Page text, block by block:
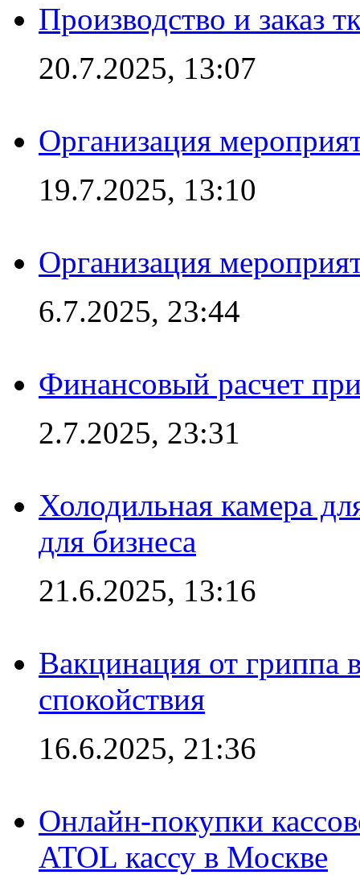
Производство и заказ
20.7.2025, 13:07
Организация
19.7.2025, 13:10
Организация
6.7.2025, 23:44
Финансовый расчет
2.7.2025, 23:31
Холодильная камера
для бизнеса
21.6.2025, 13:16
Вакцинация от гриппа
спокойствия
16.6.2025, 21:36
Онлайн-покупки
ATOL кассу в Москве